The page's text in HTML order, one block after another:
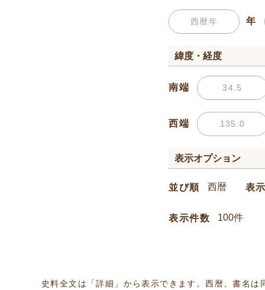
年
緯度・経度
南端
西端
表示オプション
並び順 表
表示件数
史料全文は「詳細」から表示できます。西暦、書名